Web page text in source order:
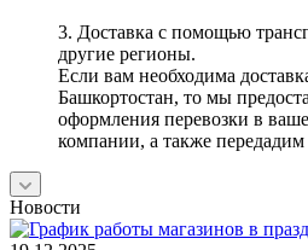
3. Доставка с помощью
другие регионы.
Если вам необходима
Башкортостан, то мы
оформления перевозки в
компании, а также передадим
Новости